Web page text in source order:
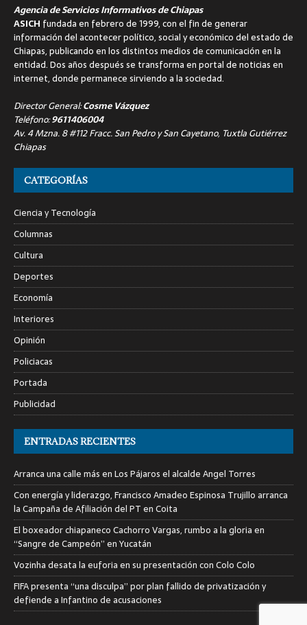
Agencia de Servicios Informativos de Chiapas
ASICH fundada en febrero de 1999, con el fin de generar
información del acontecer político, social y económico del estado de
Chiapas, publicando en los distintos medios de comunicación en la
entidad. Dos años después se transforma en portal de noticias en
internet, donde permanece sirviendo a la sociedad.
Director General:Cosme Vázquez
Teléfono:9611406004
Av. 4 Mzna. 8 #112 Fracc. San Pedro y San Cayetano, Tuxtla Gutiérrez
Chiapas
CATEGORÍAS
Ciencia y Tecnología
Columnas
Cultura
Deportes
Economía
Interiores
Opinión
Policiacas
Portada
Publicidad
ENTRADAS RECIENTES
Arranca una calle más en Los Pájaros el alcalde Angel Torres
Con energía y liderazgo, Francisco Amadeo Espinosa Trujillo arranca
la Campaña de Afiliación del PT en Coita
El boxeador chiapaneco Cachorro Vargas, rumbo a la gloria en
“Sangre de Campeón” en Yucatán
Vozinha desata la euforia en su presentación con Colo Colo
FIFA presenta “una disculpa” por plan fallido de privatización y
defiende a Infantino de acusaciones